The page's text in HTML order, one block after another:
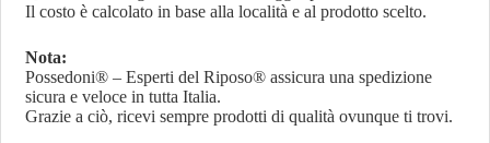
Il costo è calcolato in base alla località e al prodotto scelto.
Nota:
Possedoni® – Esperti del Riposo® assicura una spedizione
sicura e veloce in tutta Italia.
Grazie a ciò, ricevi sempre prodotti di qualità ovunque ti trovi.